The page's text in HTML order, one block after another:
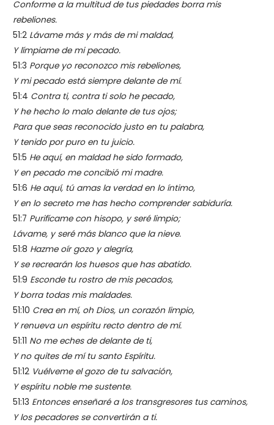
Conforme a la multitud de tus piedades borra mis
rebeliones.
51:2 Lávame más y más de mi maldad,
Y límpiame de mi pecado.
51:3 Porque yo reconozco mis rebeliones,
Y mi pecado está siempre delante de mí.
51:4 Contra ti, contra ti solo he pecado,
Y he hecho lo malo delante de tus ojos;
Para que seas reconocido justo en tu palabra,
Y tenido por puro en tu juicio.
51:5 He aquí, en maldad he sido formado,
Y en pecado me concibió mi madre.
51:6 He aquí, tú amas la verdad en lo íntimo,
Y en lo secreto me has hecho comprender sabiduría.
51:7 Purifícame con hisopo, y seré limpio;
Lávame, y seré más blanco que la nieve.
51:8 Hazme oír gozo y alegría,
Y se recrearán los huesos que has abatido.
51:9 Esconde tu rostro de mis pecados,
Y borra todas mis maldades.
51:10 Crea en mí, oh Dios, un corazón limpio,
Y renueva un espíritu recto dentro de mí.
51:11 No me eches de delante de ti,
Y no quites de mí tu santo Espíritu.
51:12 Vuélveme el gozo de tu salvación,
Y espíritu noble me sustente.
51:13 Entonces enseñaré a los transgresores tus caminos,
Y los pecadores se convertirán a ti.